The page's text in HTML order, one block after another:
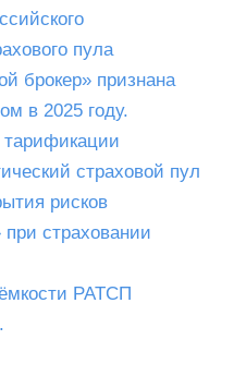
пула
брокер» признана
в 2025 году.
страховой пул
рисков
страховании
РАТСП